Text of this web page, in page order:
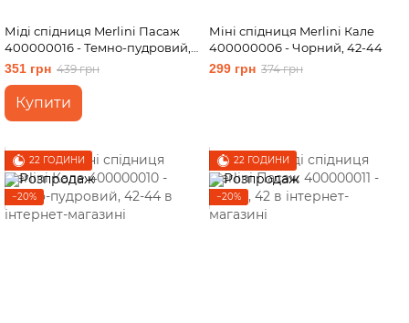
Міді спідниця Merlini Пасаж
400000016 - Темно-пудровий,
42
351 грн 439 грн
Купити
Міні спідниця Merlini Кале
400000006 - Чорний, 42-44
299 грн 374 грн
22 ГОДИНИ
−20%
22 ГОДИНИ
−20%